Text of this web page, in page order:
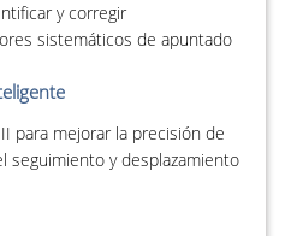
y corregir
sistemáticos de apuntado
para mejorar la precisión de
seguimiento y desplazamiento